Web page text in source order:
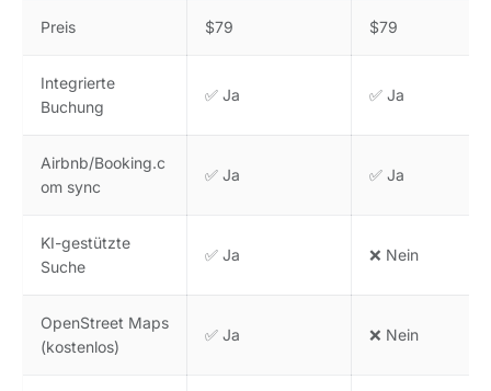
Preis $79 $79
Integrierte
Buchung
✅ Ja ✅ Ja
Airbnb/Booking.c
om sync
✅ Ja ✅ Ja
KI-gestützte
Suche
✅ Ja ❌ Nein
OpenStreet Maps
(kostenlos)
✅ Ja ❌ Nein